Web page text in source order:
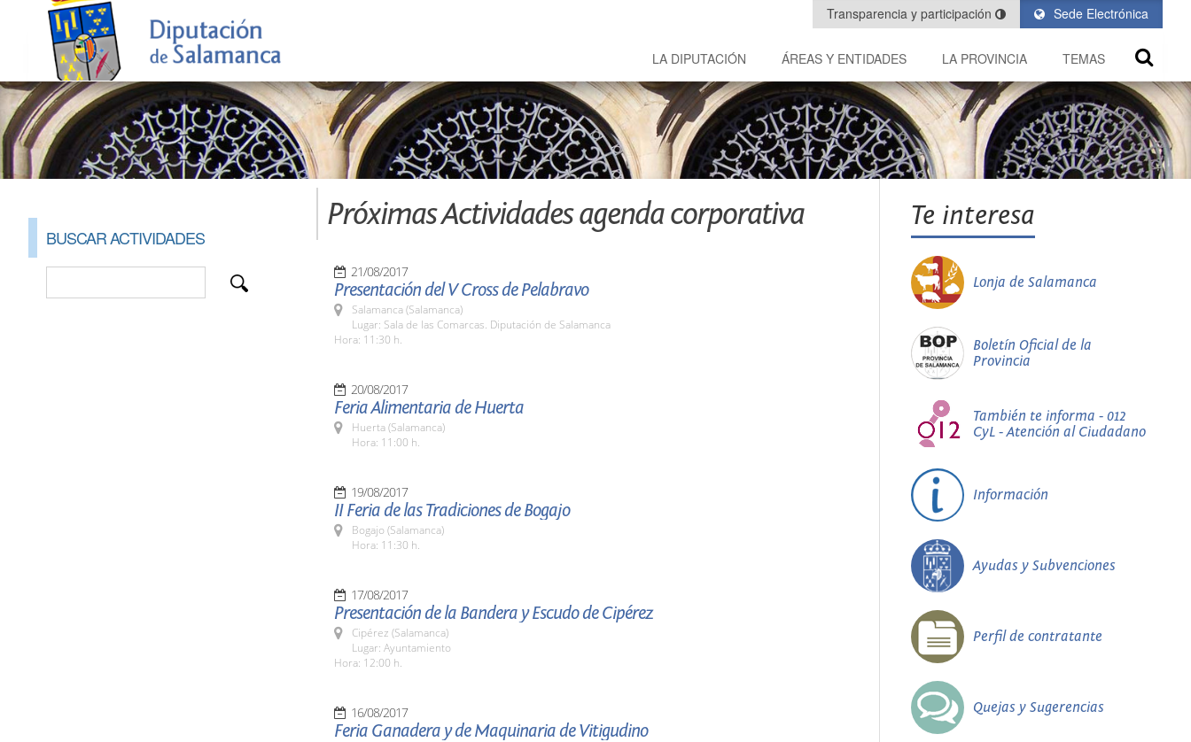
Sede Electrónica
Transparencia y participación
LA DIPUTACIÓN ÁREAS Y ENTIDADES LA PROVINCIA TEMAS
BUSCAR ACTIVIDADES
Próximas Actividades agenda corporativa
21/08/2017
Presentación del V Cross de Pelabravo
Salamanca (Salamanca)
Lugar: Sala de las Comarcas. Diputación de Salamanca
Hora: 11:30 h.
20/08/2017
Feria Alimentaria de Huerta
Huerta (Salamanca)
Hora: 11:00 h.
19/08/2017
II Feria de las Tradiciones de Bogajo
Bogajo (Salamanca)
Hora: 11:30 h.
17/08/2017
Presentación de la Bandera y Escudo de Cipérez
Cipérez (Salamanca)
Lugar: Ayuntamiento
Hora: 12:00 h.
16/08/2017
Feria Ganadera y de Maquinaria de Vitigudino
Te interesa
Lonja de Salamanca
Boletín Oficial de la
Provincia
También te informa - 012
CyL - Atención al Ciudadano
Información
Ayudas y Subvenciones
Perfil de contratante
Quejas y Sugerencias